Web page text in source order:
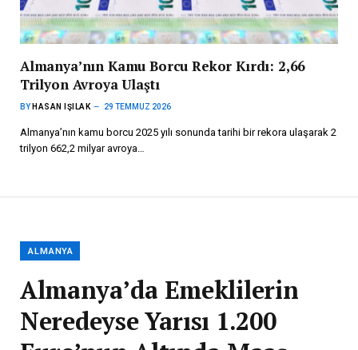
Almanya’nın Kamu Borcu Rekor Kırdı: 2,66
Trilyon Avroya Ulaştı
BY HASAN IŞILAK 29 TEMMUZ 2026
Almanya’nın kamu borcu 2025 yılı sonunda tarihi bir rekora ulaşarak 2
trilyon 662,2 milyar avroya…
ALMANYA
Almanya’da Emeklilerin
Neredeyse Yarısı 1.200